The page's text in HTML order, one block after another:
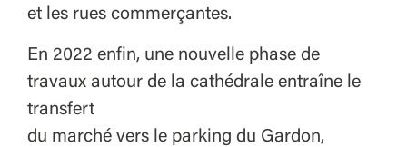
et les rues commerçantes.
En 2022 enfin, une nouvelle phase de
travaux autour de la cathédrale entraîne le
transfert
du marché vers le parking du Gardon,